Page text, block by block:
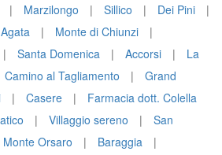
| Marzilongo | Sillico | Dei Pini
|
| Monte di Chiunzi
|
| Santa Domenica | Accorsi |
La
Camino al Tagliamento |
Grand
| Casere |
Farmacia dott. Colella
| Villaggio sereno |
San
Monte Orsaro | Baraggia
|